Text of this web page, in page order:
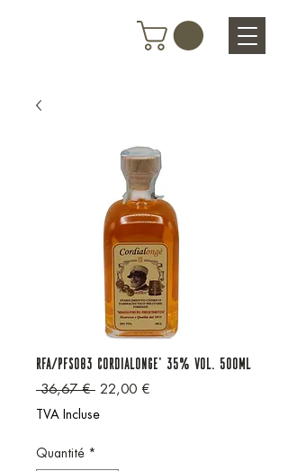
RFA/PFS083 CORDIALONGE' 35% VOL. 500ML
36,67 € Prix original
22,00 €
TVA Incluse
Quantité *